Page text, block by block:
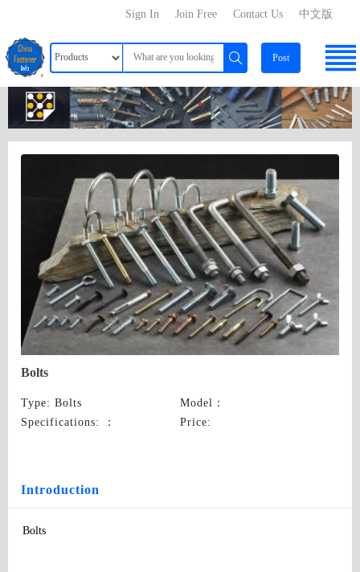
中文版
Contact Us
Join Free
Sign In
Post
Bolts
Type: Bolts Model ：
Specifications:
： Price:
Introduction
Bolts